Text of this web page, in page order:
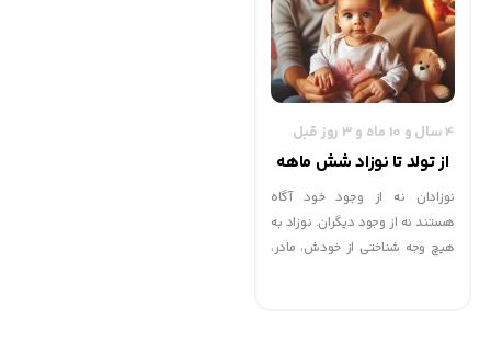
4 سال و 10 ماه و 3 روز قبل
از تولد تا نوزاد شش ماهه
نوزادان نه از وجود خود آگاه
هستند نه از وجود دیگران. نوزاد به
هیچ وجه شناختی از خودش، مادر،